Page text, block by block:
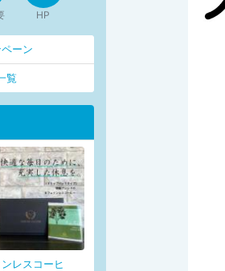
HP
ーン
覧
レスコーヒ